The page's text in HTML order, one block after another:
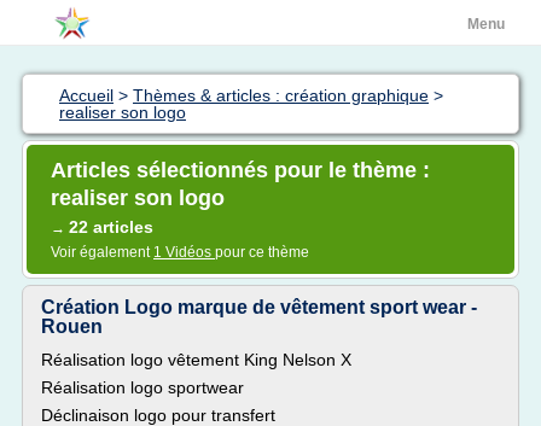
Menu
Accueil > Thèmes & articles : création graphique >
realiser son logo
Articles sélectionnés pour le thème :
realiser son logo
→ 22 articles
Voir également 1 Vidéos pour ce thème
Création Logo marque de vêtement sport wear -
Rouen
Réalisation logo vêtement King Nelson X
Réalisation logo sportwear
Déclinaison logo pour transfert